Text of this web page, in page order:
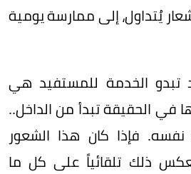
يُتداول، إلى ممارسة يومية
تبدو الخدمة للمستفيد هي
في الحقيقة تبدأ من الداخل..
فإذا كان هذا الشعور
ذلك تلقائياً على كل ما